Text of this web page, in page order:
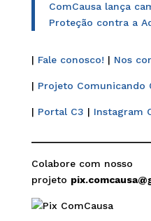
ComCausa lança
Proteção contra a
| Fale conosco! | Nos
| Projeto Comunicando
| Portal C3 | Instagram
Colabore com nosso
projeto